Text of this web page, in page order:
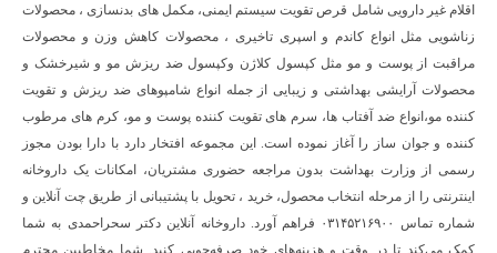
اقلام غیر دارویی شامل قرص تقویت سیستم ایمنی، مکمل های بدنسازی ، محصولات
زناشویی مثل انواع کاندم و اسپری تاخیری ، محصولات کاهش وزن و محصولات
مراقبت از پوست و مو مثل کپسول کلاژن وکپسول ضد ریزش مو و شیرخشک و
محصولات آرایشی بهداشتی و زیبایی از جمله انواع شامپوهای ضد ریزش و تقویت
کننده مو،انواع ضد آفتاب ها، سرم های تقویت کننده پوست و مو، کرم های مرطوب
کننده و جوان ساز را آغاز نموده است. این مجموعه افتخار دارد با دارا بودن مجوز
رسمی از وزارت بهداشت بدون مراجعه حضوری مشتریان، امکانات یک داروخانه
اینترنتی را از مرحله انتخاب محصول، خرید ، تحویل با پشتیبانی از طریق چت آنلاین و
شماره تماس ۰۳۱۴۵۲۱۶۹۰۰ فراهم آورد. داروخانه آنلاین دکتر سحراحمدی به شما
کمک می‌کند تا در وقت و هزینه‌های خود صرفه‌جویی کنید. شما مخاطبین محترم